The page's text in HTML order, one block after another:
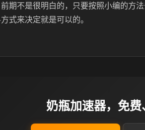
期不是很明白的，只要按照小编的方
式来决定就是可以的。
奶瓶加速器，免